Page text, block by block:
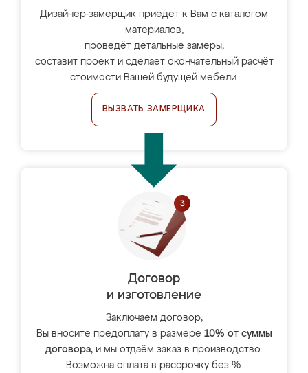
Дизайнер-замерщик приедет к Вам с каталогом
материалов,
проведёт детальные замеры,
составит проект и сделает окончательный расчёт
стоимости Вашей будущей мебели.
ВЫЗВАТЬ ЗАМЕРЩИКА
Договор
и изготовление
Заключаем договор,
Вы вносите предоплату в размере 10% от суммы
договора, и мы отдаём заказ в производство.
Возможна оплата в рассрочку без %.